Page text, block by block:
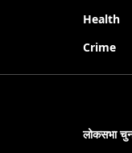
Health
Crime
लोकसभा